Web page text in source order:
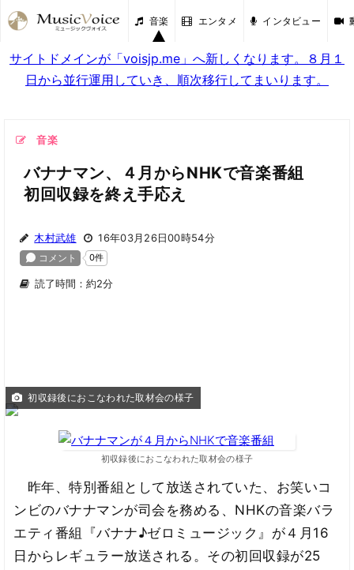
音楽 エンタメ インタビュー
サイトドメインが「voisjp.me」へ新しくなります。８月１
日から並行運用していき、順次移行してまいります。
音楽
バナナマン、４月からNHKで音楽番組
初回収録を終え手応え
木村武雄 16年03月26日00時54分
読了時間：約2分
初収録後におこなわれた取材会の様子
初収録後におこなわれた取材会の様子
昨年、特別番組として放送されていた、お笑いコ
ンビのバナナマンが司会を務める、NHKの音楽バラ
エティ番組『バナナ♪ゼロミュージック』が４月16
日からレギュラー放送される。その初回収録が25